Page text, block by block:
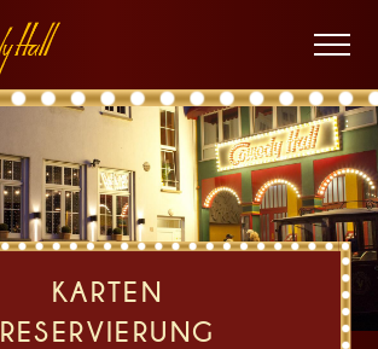
Menü
KARTEN
RESERVIERUNG